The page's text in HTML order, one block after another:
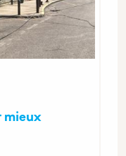
mieux